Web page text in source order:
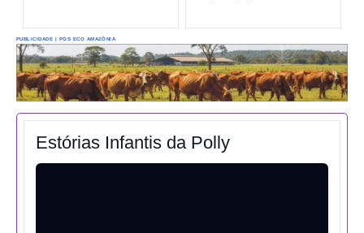
PUBLICIDADE | PÓS ECO AMAZÔNIA
Estórias Infantis da Polly